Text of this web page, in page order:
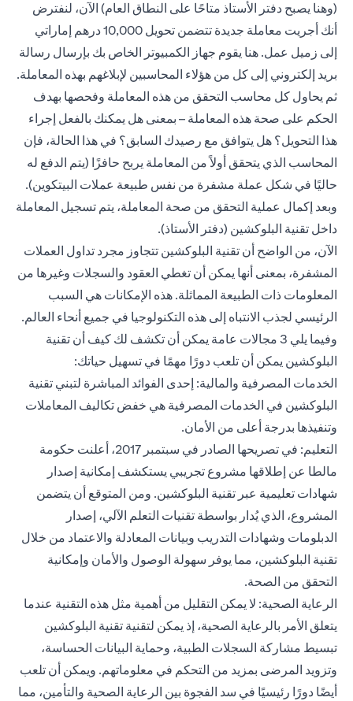
(وهنا يصبح دفتر الأستاذ متاحًا على النطاق العام) الآن، لنفترض
أنك أجريت معاملة جديدة تتضمن تحويل 10,000 درهم إماراتي
إلى زميل عمل. هنا يقوم جهاز الكمبيوتر الخاص بك بإرسال رسالة
بريد إلكتروني إلى كل من هؤلاء المحاسبين لإبلاغهم بهذه المعاملة.
ثم يحاول كل محاسب التحقق من هذه المعاملة وفحصها بهدف
الحكم على صحة هذه المعاملة – بمعنى هل يمكنك بالفعل إجراء
هذا التحويل؟ هل يتوافق مع رصيدك السابق؟ في هذا الحالة، فإن
المحاسب الذي يتحقق أولاً من المعاملة يربح حافزًا (يتم الدفع له
حاليًا في شكل عملة مشفرة من نفس طبيعة عملات البيتكوين).
وبعد إكمال عملية التحقق من صحة المعاملة، يتم تسجيل المعاملة
داخل تقنية البلوكشين (دفتر الأستاذ).
الآن، من الواضح أن تقنية البلوكشين تتجاوز مجرد تداول العملات
المشفرة، بمعنى أنها يمكن أن تغطي العقود والسجلات وغيرها من
المعلومات ذات الطبيعة المماثلة. هذه الإمكانات هي السبب
الرئيسي لجذب الانتباه إلى هذه التكنولوجيا في جميع أنحاء العالم.
وفيما يلي 3 مجالات عامة يمكن أن تكشف لك كيف أن تقنية
البلوكشين يمكن أن تلعب دورًا مهمًا في تسهيل حياتك:
الخدمات المصرفية والمالية: إحدى الفوائد المباشرة لتبني تقنية
البلوكشين في الخدمات المصرفية هي خفض تكاليف المعاملات
وتنفيذها بدرجة أعلى من الأمان.
التعليم: في تصريحها الصادر في سبتمبر 2017، أعلنت حكومة
مالطا عن إطلاقها مشروع تجريبي يستكشف إمكانية إصدار
شهادات تعليمية عبر تقنية البلوكشين. ومن المتوقع أن يتضمن
المشروع، الذي يُدار بواسطة تقنيات التعلم الآلي، إصدار
الدبلومات وشهادات التدريب وبيانات المعادلة والاعتماد من خلال
تقنية البلوكشين، مما يوفر سهولة الوصول والأمان وإمكانية
التحقق من الصحة.
الرعاية الصحية: لا يمكن التقليل من أهمية مثل هذه التقنية عندما
يتعلق الأمر بالرعاية الصحية، إذ يمكن لتقنية تقنية البلوكشين
تبسيط مشاركة السجلات الطبية، وحماية البيانات الحساسة،
وتزويد المرضى بمزيد من التحكم في معلوماتهم. ويمكن أن تلعب
أيضًا دورًا رئيسيًا في سد الفجوة بين الرعاية الصحية والتأمين، مما